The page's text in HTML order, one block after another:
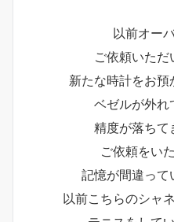
以前オー
ご依頼いただ
新たな時計をお預
ベゼルが外れ
精度が落ちて
ご依頼をい
記憶が間違って
以前こちらのシャ